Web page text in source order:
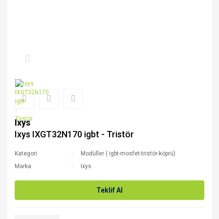
Ixys
Ixys IXGT32N170 igbt - Tristör
Kategori
Modüller ( igbt-mosfet-tristör-köprü)
Marka
Ixys
Teklif Al